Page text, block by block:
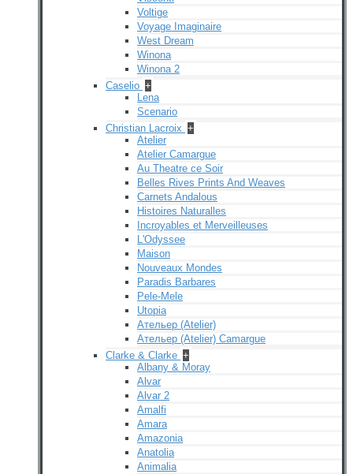
Voltige
Voyage Imaginaire
West Dream
Winona
Winona 2
Caselio +
Lena
Scenario
Christian Lacroix +
Atelier
Atelier Camargue
Au Theatre ce Soir
Belles Rives Prints And Weaves
Carnets Andalous
Histoires Naturalles
Incroyables et Merveilleuses
L'Odyssee
Maison
Nouveaux Mondes
Paradis Barbares
Pele-Mele
Utopia
Ательер (Atelier)
Ательер (Atelier) Camargue
Clarke & Clarke +
Albany & Moray
Alvar
Alvar 2
Amalfi
Amara
Amazonia
Anatolia
Animalia